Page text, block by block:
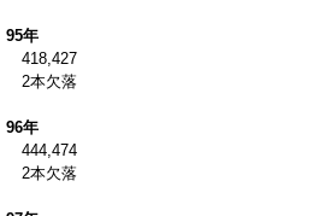
95年
418,427
2本欠落
96年
444,474
2本欠落